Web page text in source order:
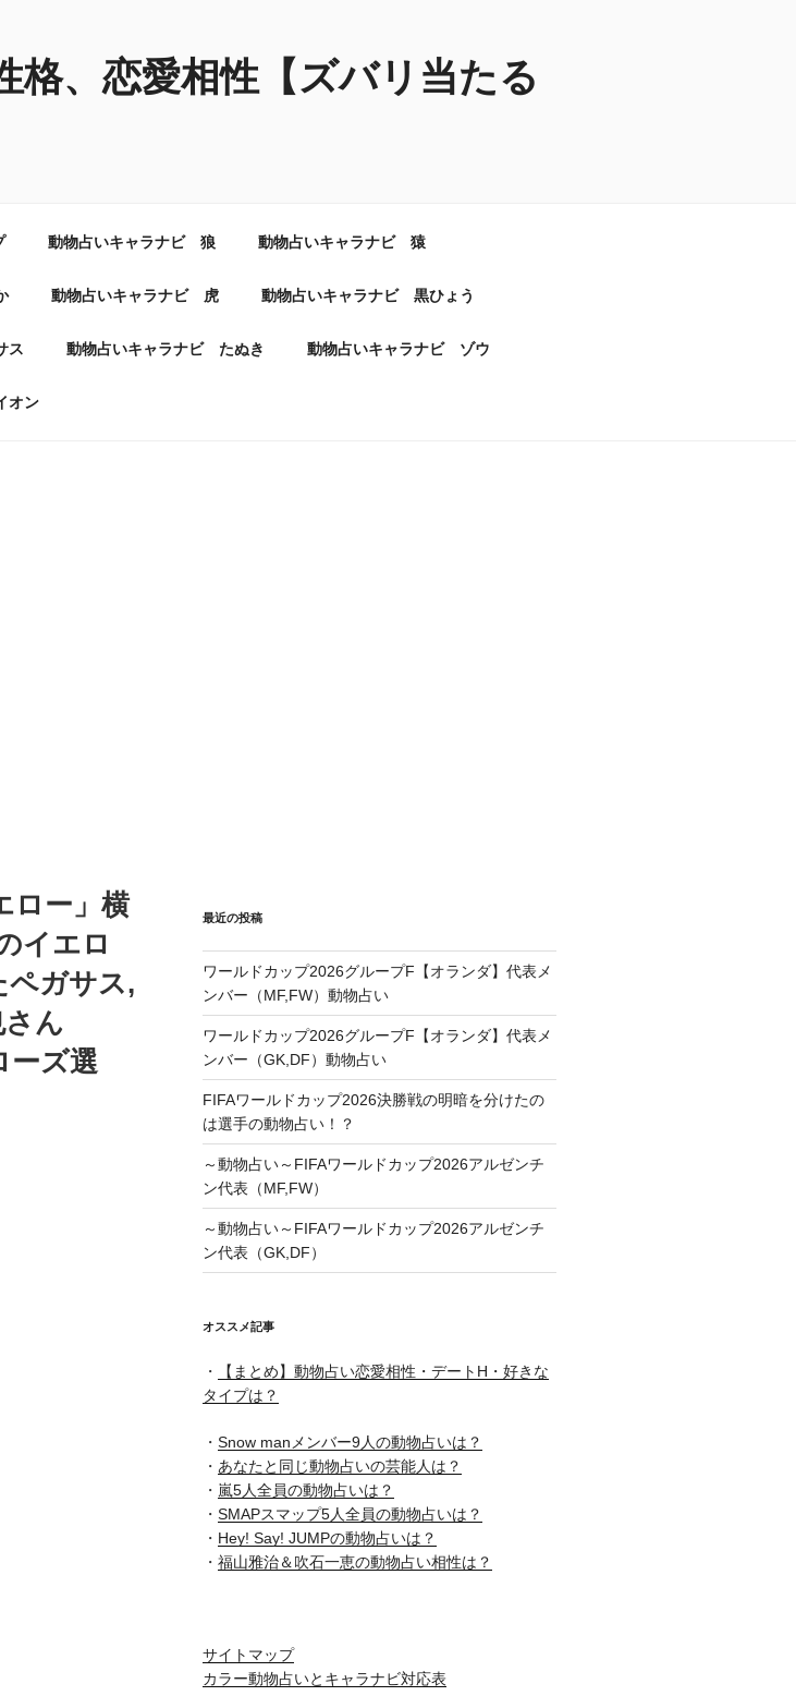
格、恋愛相性【ズバリ当たる
動物占いキャラナビ 狼 動物占いキャラナビ 猿
動物占いキャラナビ 虎 動物占いキャラナビ 黒ひょう
ス 動物占いキャラナビ たぬき 動物占いキャラナビ ゾウ
オン
ロー」横
イエロ
ペガサス,
ん
ーズ選
最近の投稿
ワールドカップ2026グループF【オランダ】代表メ
ンバー（MF,FW）動物占い
ワールドカップ2026グループF【オランダ】代表メ
ンバー（GK,DF）動物占い
FIFAワールドカップ2026決勝戦の明暗を分けたの
は選手の動物占い！？
～動物占い～FIFAワールドカップ2026アルゼンチ
ン代表（MF,FW）
～動物占い～FIFAワールドカップ2026アルゼンチ
ン代表（GK,DF）
オススメ記事
・
【まとめ】動物占い恋愛相性・デートH・好きな
タイプは？
・ Snow manメンバー9人の動物占いは？
・ あなたと同じ動物占いの芸能人は？
・ 嵐5人全員の動物占いは？
・ SMAPスマップ5人全員の動物占いは？
・ Hey! Say! JUMPの動物占いは？
・ 福山雅治＆吹石一恵の動物占い相性は？
サイトマップ
カラー動物占いとキャラナビ対応表